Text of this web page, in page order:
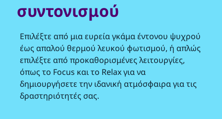
συντονισμού
Επιλέξτε από μια ευρεία γκάμα έντονου ψυχρού
έως απαλού θερμού λευκού φωτισμού, ή απλώς
επιλέξτε από προκαθορισμένες λειτουργίες,
όπως το Focus και το Relax για να
δημιουργήσετε την ιδανική ατμόσφαιρα για τις
δραστηριότητές σας.